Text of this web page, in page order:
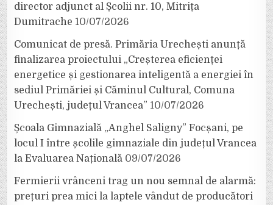
director adjunct al Școlii nr. 10, Mitrița
Dumitrache 10/07/2026
Comunicat de presă. Primăria Urechești anunță
finalizarea proiectului „Creșterea eficienței
energetice și gestionarea inteligentă a energiei în
sediul Primăriei și Căminul Cultural, Comuna
Urechești, județul Vrancea” 10/07/2026
Școala Gimnazială „Anghel Saligny” Focșani, pe
locul I între școlile gimnaziale din județul Vrancea
la Evaluarea Națională 09/07/2026
Fermierii vrânceni trag un nou semnal de alarmă:
prețuri prea mici la laptele vândut de producători